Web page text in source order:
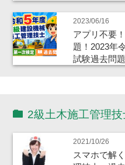
2023/06/16
アプリ不要
題！2023年
試験過去問
2級土木施工管理
2021/10/26
スマホで解